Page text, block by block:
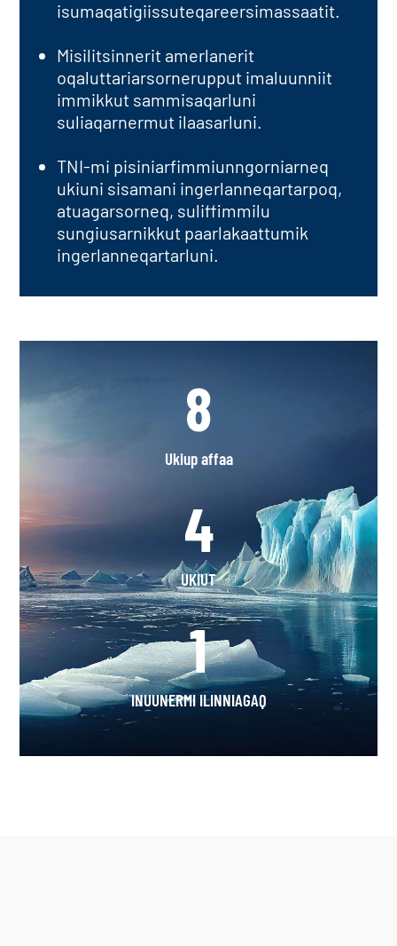
isumaqatigiissuteqareersimassaatit.
Misilitsinnerit amerlanerit
oqaluttariarsornerupput imaluunniit
immikkut sammisaqarluni
suliaqarnermut ilaasarluni.
TNI-mi pisiniarfimmiunngorniarneq
ukiuni sisamani ingerlanneqartarpoq,
atuagarsorneq, suliffimmilu
sungiusarnikkut paarlakaattumik
ingerlanneqartarluni.
Ukiup affaa
8
UKIUT
4
INUUNERMI ILINNIAGAQ
1